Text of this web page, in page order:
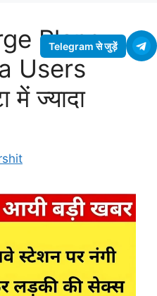
Plans
Users
ज्यादा
Telegram से जुड़ें